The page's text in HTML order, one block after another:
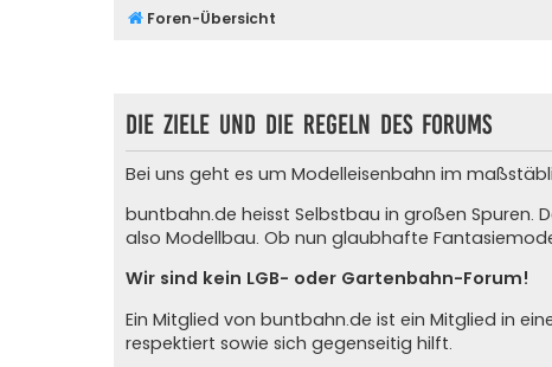
Foren-Übersicht
Die Ziele und die Regeln des Forums
Bei uns geht es um Modelleisenbahn im
buntbahn.de heisst Selbstbau in großen Spuren.
also Modellbau. Ob nun glaubhafte
Wir sind kein LGB- oder Gartenbahn-Forum!
Ein Mitglied von buntbahn.de ist ein Mitglied in
respektiert sowie sich gegenseitig hilft.